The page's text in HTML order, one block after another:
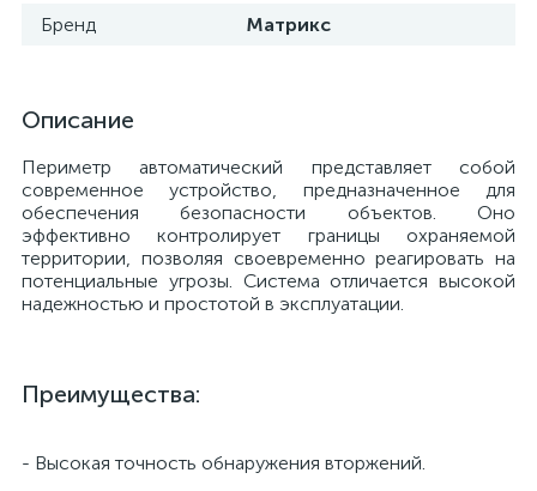
Бренд Матрикс
Описание
Периметр автоматический представляет собой
современное устройство, предназначенное для
обеспечения безопасности объектов. Оно
эффективно контролирует границы охраняемой
территории, позволяя своевременно реагировать на
потенциальные угрозы. Система отличается высокой
надежностью и простотой в эксплуатации.
Преимущества:
- Высокая точность обнаружения вторжений.